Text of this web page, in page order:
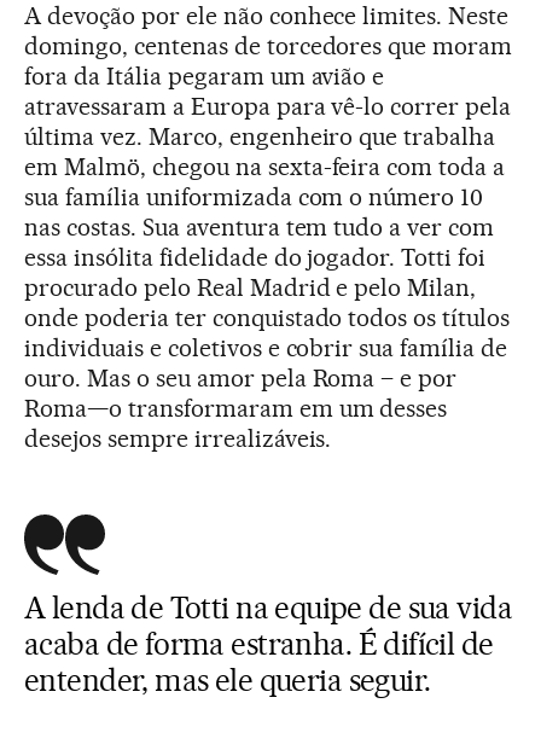
A devoção por ele não conhece limites. Neste
domingo, centenas de torcedores que moram
fora da Itália pegaram um avião e
atravessaram a Europa para vê-lo correr pela
última vez. Marco, engenheiro que trabalha
em Malmö, chegou na sexta-feira com toda a
sua família uniformizada com o número 10
nas costas. Sua aventura tem tudo a ver com
essa insólita fidelidade do jogador. Totti foi
procurado pelo Real Madrid e pelo Milan,
onde poderia ter conquistado todos os títulos
individuais e coletivos e cobrir sua família de
ouro. Mas o seu amor pela Roma – e por
Roma—o transformaram em um desses
desejos sempre irrealizáveis.
A lenda de Totti na equipe de sua vida
acaba de forma estranha. É difícil de
entender, mas ele queria seguir.